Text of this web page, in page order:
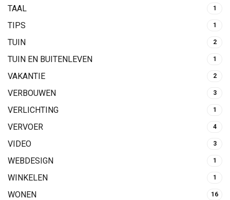
TAAL 1
TIPS 1
TUIN 2
TUIN EN BUITENLEVEN 1
VAKANTIE 2
VERBOUWEN 3
VERLICHTING 1
VERVOER 4
VIDEO 3
WEBDESIGN 1
WINKELEN 1
WONEN 16